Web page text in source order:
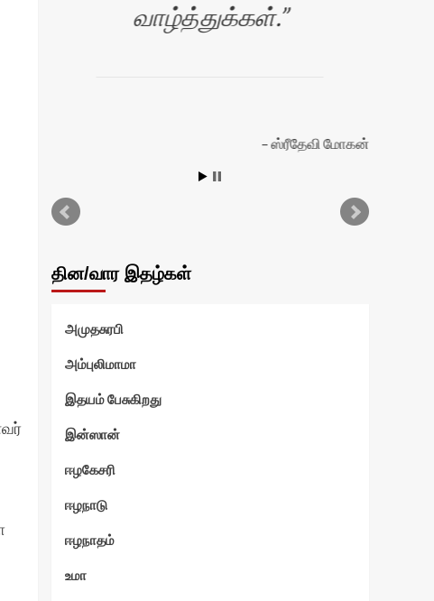
வாழ்த்துக்கள்.
ஸ்ரீதேவி மோகன்
தின/வார இதழ்கள்
அமுதசுரபி
அம்புலிமாமா
இதயம் பேசுகிறது
இன்ஸான்
ஈழகேசரி
ஈழநாடு
ஈழநாதம்
உமா